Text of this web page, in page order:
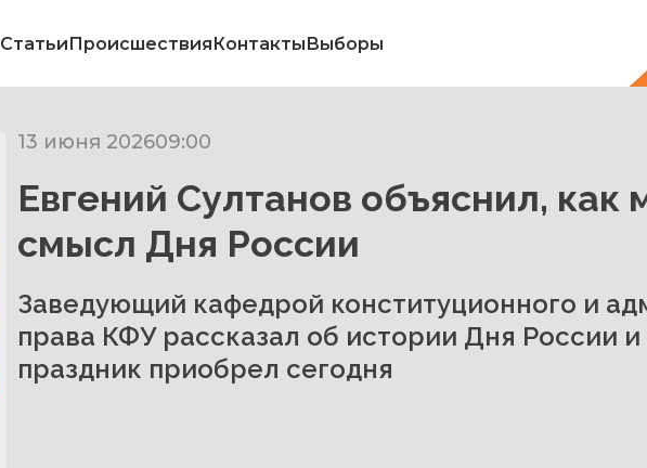
СтатьиПроисшествияКонтактыВыборы
13 июня 202609:00
Евгений Султанов объяснил, как
смысл Дня России
Заведующий кафедрой конституционного и
права КФУ рассказал об истории Дня России
праздник приобрел сегодня